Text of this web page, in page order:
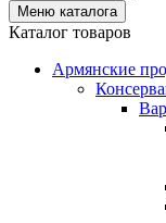
Меню каталога
Каталог товаров
Армянские